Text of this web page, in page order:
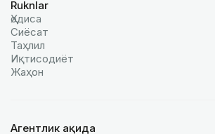
Ruknlar
Ҳодиса
Сиёсат
Таҳлил
Иқтисодиёт
Жаҳон
Агентлик ҳақида